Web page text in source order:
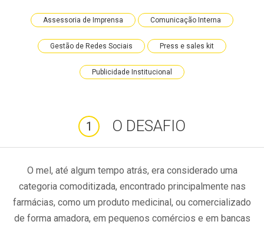
Assessoria de Imprensa Comunicação Interna
Gestão de Redes Sociais Press e sales kit
Publicidade Institucional
1 O DESAFIO
O mel, até algum tempo atrás, era considerado uma
categoria comoditizada, encontrado principalmente nas
farmácias, como um produto medicinal, ou comercializado
de forma amadora, em pequenos comércios e em bancas